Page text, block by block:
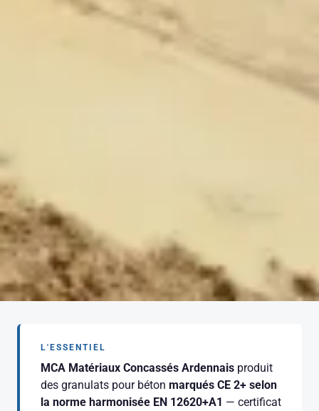
L'ESSENTIEL
MCA Matériaux Concassés Ardennaisproduit
des granulats pour béton marqués CE 2+ selon
la norme harmonisée EN 12620+A1 — certificat